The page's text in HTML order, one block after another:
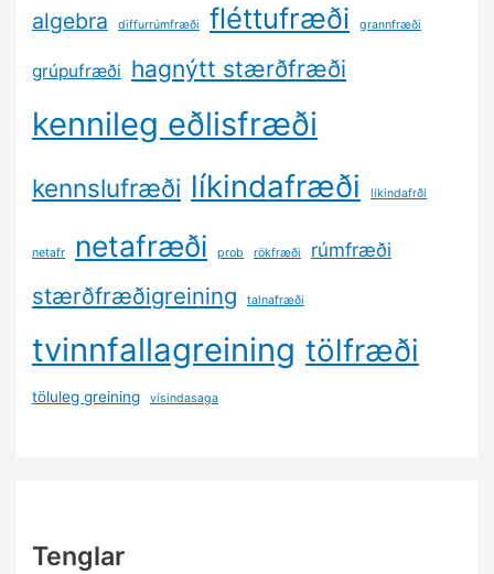
algebra diffurrúmfræði fléttufræði grannfræði
grúpufræði hagnýtt stærðfræði
kennileg eðlisfræði
kennslufræði líkindafræði líkindafrði
netafr netafræði prob rökfræði rúmfræði
stærðfræðigreining talnafræði
tvinnfallagreining tölfræði
töluleg greining vísindasaga
Tenglar